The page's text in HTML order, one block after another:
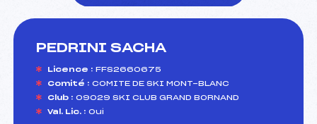
PEDRINI SACHA
Licence : FFS2660675
Comité : COMITE DE SKI MONT-BLANC
Club : 09029 SKI CLUB GRAND BORNAND
Val. Lic. : Oui